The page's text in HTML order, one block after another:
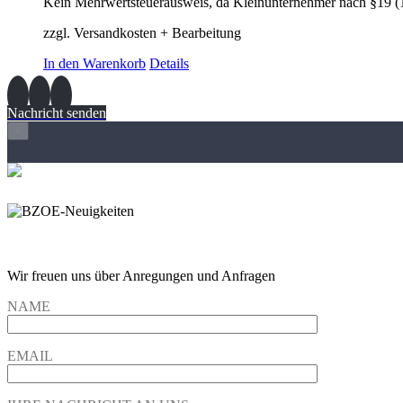
zzgl. Versandkosten + Bearbeitung
In den Warenkorb Details
Nachricht senden
Wir freuen uns über Anregungen und Anfragen
NAME
EMAIL